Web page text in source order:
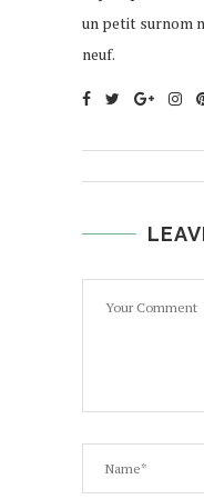
un petit surnom
neuf.